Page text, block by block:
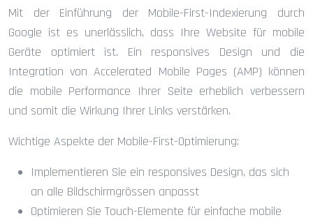
Mit der Einführung der Mobile-First-Indexierung durch
Google ist es unerlässlich, dass Ihre Website für mobile
Geräte optimiert ist. Ein responsives Design und die
Integration von Accelerated Mobile Pages (AMP) können
die mobile Performance Ihrer Seite erheblich verbessern
und somit die Wirkung Ihrer Links verstärken.
Wichtige Aspekte der Mobile-First-Optimierung:
Implementieren Sie ein responsives Design, das sich
an alle Bildschirmgrössen anpasst
Optimieren Sie Touch-Elemente für einfache mobile